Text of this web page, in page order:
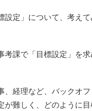
定」について、考えて
課で「目標設定」を
経理など、バックオフ
難しく、どのように目